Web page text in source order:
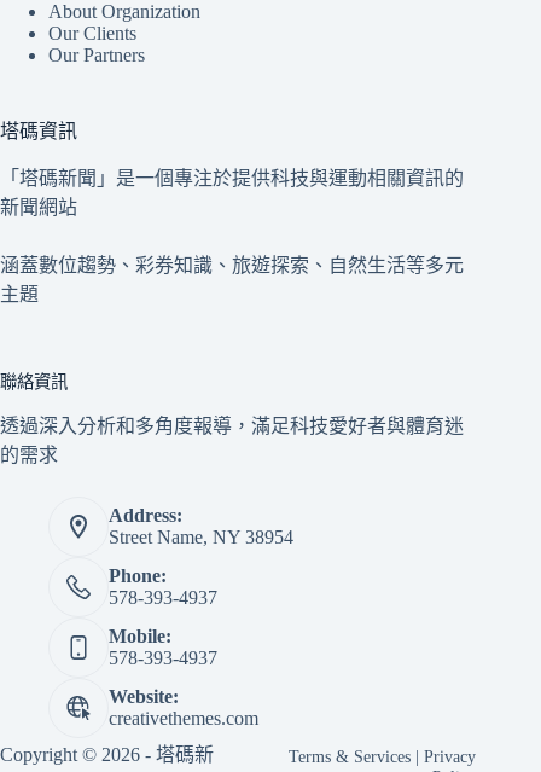
About Organization
Our Clients
Our Partners
塔碼資訊
「塔碼新聞」是一個專注於提供科技與運動相關資訊的
新聞網站
涵蓋數位趨勢、彩券知識、旅遊探索、自然生活等多元
主題
聯絡資訊
透過深入分析和多角度報導，滿足科技愛好者與體育迷
的需求
Address:
Street Name, NY 38954
Phone:
578-393-4937
Mobile:
578-393-4937
Website:
creativethemes.com
Copyright © 2026 - 塔碼新
Terms & Services |Privacy